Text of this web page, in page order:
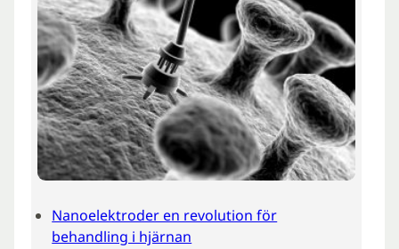
Nanoelektroder en revolution för
behandling i hjärnan